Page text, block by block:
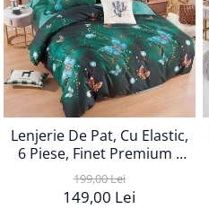
Lenjerie De Pat, Cu Elastic,
6 Piese, Finet Premium -
LPBF6PE29
199,00 Lei
149,00 Lei